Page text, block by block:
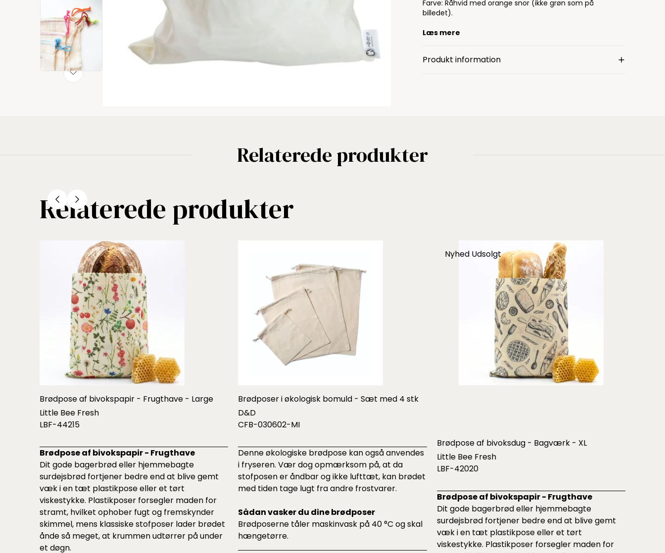
Farve: Råhvid med orange snor (ikke grøn som på
billedet).
Læs mere
Produkt information
Relaterede produkter
Relaterede produkter
Brødpose af bivokspapir - Frugthave - Large
Little Bee Fresh
LBF-44215
Brødpose af bivokspapir - Frugthave
Dit gode bagerbrød eller hjemmebagte
surdejsbrød fortjener bedre end at blive gemt
væk i en tæt plastikpose eller et tørt
viskestykke. Plastikposer forsegler maden for
stramt, hvilket ophober fugt og fremskynder
skimmel, mens klassiske stofposer lader brødet
ånde så meget, at krummen udtørrer på under
et døgn.
Brødposer i økologisk bomuld - Sæt med 4 stk
D&D
CFB-030602-MI
Denne økologiske brødpose kan også anvendes
i fryseren. Vær dog opmærksom på, at da
stofposen er åndbar og ikke lufttæt, kan brødet
med tiden tage lugt fra andre frostvarer.
Sådan vasker du dine brødposer
Brødposerne tåler maskinvask på 40 °C og skal
hængetørre.
Nyhed Udsolgt
Brødpose af bivoksdug - Bagværk - XL
Little Bee Fresh
LBF-42020
Brødpose af bivokspapir - Frugthave
Dit gode bagerbrød eller hjemmebagte
surdejsbrød fortjener bedre end at blive gemt
væk i en tæt plastikpose eller et tørt
viskestykke. Plastikposer forsegler maden for